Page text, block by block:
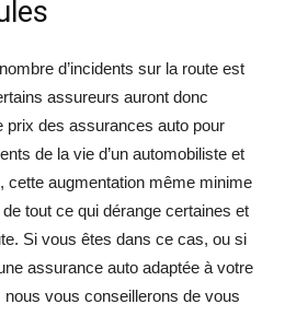
d’incidents sur la route est
assureurs auront donc
prix des assurances auto pour
de la vie d’un automobiliste et
cette augmentation même minime
tout ce qui dérange certaines et
Si vous êtes dans ce cas, ou si
assurance auto adaptée à votre
vous conseillerons de vous